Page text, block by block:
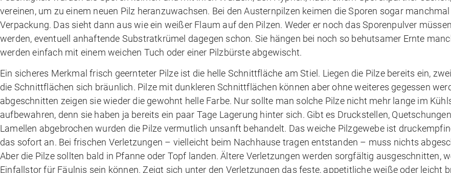
vereinen, um zu einem neuen Pilz heranzuwachsen. Bei den Austernpilzen keimen die Sporen sogar
Verpackung. Das sieht dann aus wie ein weißer Flaum auf den Pilzen. Weder er noch das Sporenpulver
werden, eventuell anhaftende Substratkrümel dagegen schon. Sie hängen bei noch so behutsamer Ernte
werden einfach mit einem weichen Tuch oder einer Pilzbürste abgewischt.
Ein sicheres Merkmal frisch geernteter Pilze ist die helle Schnittfläche am Stiel. Liegen die Pilze bereits ein,
die Schnittflächen sich bräunlich. Pilze mit dunkleren Schnittflächen können aber ohne weiteres gegessen
abgeschnitten zeigen sie wieder die gewohnt helle Farbe. Nur sollte man solche Pilze nicht mehr lange im
aufbewahren, denn sie haben ja bereits ein paar Tage Lagerung hinter sich. Gibt es Druckstellen,
Lamellen abgebrochen wurden die Pilze vermutlich unsanft behandelt. Das weiche Pilzgewebe ist
das sofort an. Bei frischen Verletzungen – vielleicht beim Nachhause tragen entstanden – muss nichts
Aber die Pilze sollten bald in Pfanne oder Topf landen. Ältere Verletzungen werden sorgfältig ausgeschnitten,
Einfallstor für Fäulnis sein können. Zeigt sich unter den Verletzungen das feste, appetitliche weiße oder leicht